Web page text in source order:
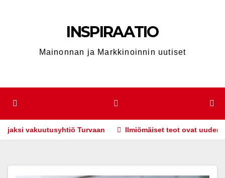
INSPIRAATIO
Mainonnan ja Markkinoinnin uutiset
Turvaan Ilmiömäiset teot ovat uuden